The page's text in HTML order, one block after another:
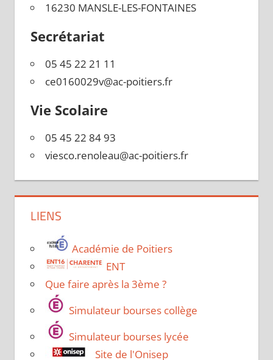
16230 MANSLE-LES-FONTAINES
Secrétariat
05 45 22 21 11
ce0160029v@ac-poitiers.fr
Vie Scolaire
05 45 22 84 93
viesco.renoleau@ac-poitiers.fr
LIENS
Académie de Poitiers
ENT
Que faire après la 3ème ?
Simulateur bourses collège
Simulateur bourses lycée
Site de l'Onisep